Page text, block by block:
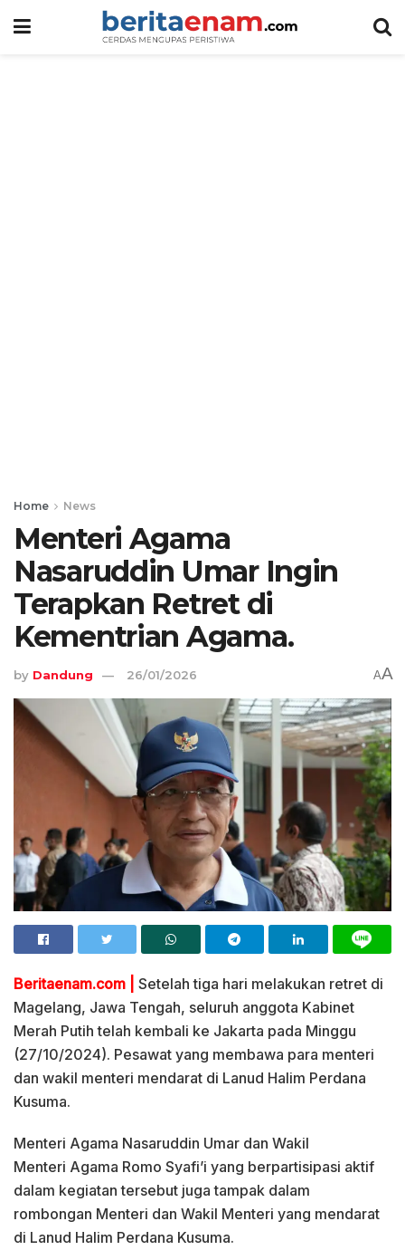
Home News
Menteri Agama
Nasaruddin Umar Ingin
Terapkan Retret di
Kementrian Agama.
by Dandung 26/01/2026 AA
Beritaenam.com |
Setelah tiga hari melakukan retret di
Magelang, Jawa Tengah, seluruh anggota Kabinet
Merah Putih telah kembali ke Jakarta pada Minggu
(27/10/2024). Pesawat yang membawa para menteri
dan wakil menteri mendarat di Lanud Halim Perdana
Kusuma.
Menteri Agama Nasaruddin Umar dan Wakil
Menteri Agama Romo Syafi’i yang berpartisipasi aktif
dalam kegiatan tersebut juga tampak dalam
rombongan Menteri dan Wakil Menteri yang mendarat
di Lanud Halim Perdana Kusuma.